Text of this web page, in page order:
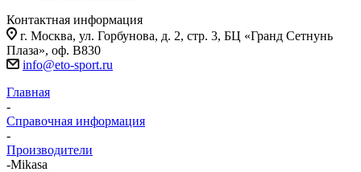
Контактная информация
г. Москва, ул. Горбунова, д. 2, стр. 3, БЦ «Гранд Сетнунь
Плаза», оф. В830
info@eto-sport.ru
Главная
-
Справочная информация
-
Производители
-Mikasa